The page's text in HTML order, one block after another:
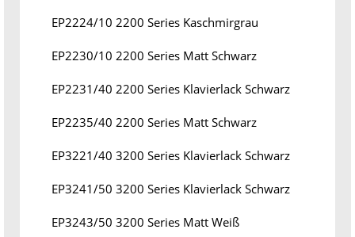
EP2224/10 2200 Series Kaschmirgrau
EP2230/10 2200 Series Matt Schwarz
EP2231/40 2200 Series Klavierlack Schwarz
EP2235/40 2200 Series Matt Schwarz
EP3221/40 3200 Series Klavierlack Schwarz
EP3241/50 3200 Series Klavierlack Schwarz
EP3243/50 3200 Series Matt Weiß